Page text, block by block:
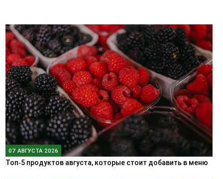
07 АВГУСТА 2026
Топ‑5 продуктов августа, которые стоит добавить в меню